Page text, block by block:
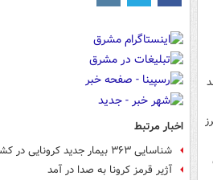
اخبار مرتبط
شناسایی ۳۶۳ بیمار جدید کرونایی در کشور/ ۱۸ نفر فوت شدند
آژیر قرمز کرونا به صدا در آمد